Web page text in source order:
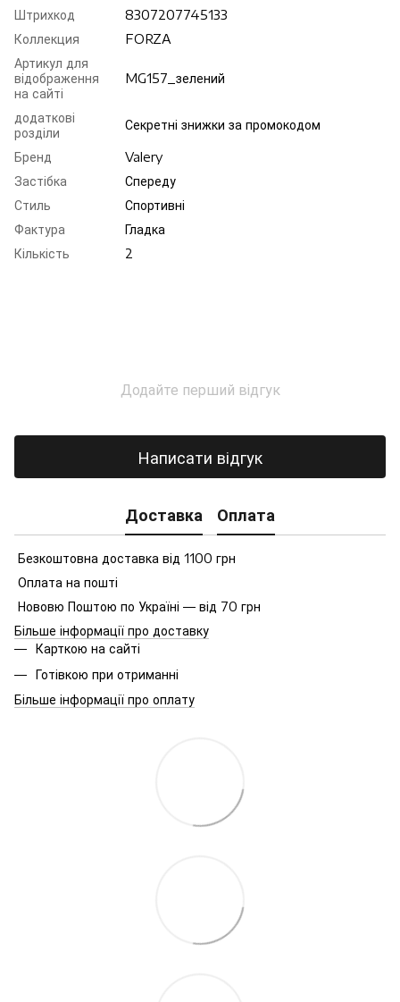
Штрихкод
8307207745133
Коллекция
FORZA
Артикул для
відображення
на сайті
MG157_зелений
додаткові
розділи
Секретні знижки за промокодом
Бренд
Valery
Застібка
Спереду
Стиль
Спортивні
Фактура
Гладка
Кількість
2
Додайте перший відгук
Написати відгук
Доставка Оплата
Безкоштовна доставка від 1100 грн
Оплата на пошті
Нововю Поштою по Україні — від 70 грн
Більше інформації про доставку
Карткою на сайті
Готівкою при отриманні
Більше інформації про оплату